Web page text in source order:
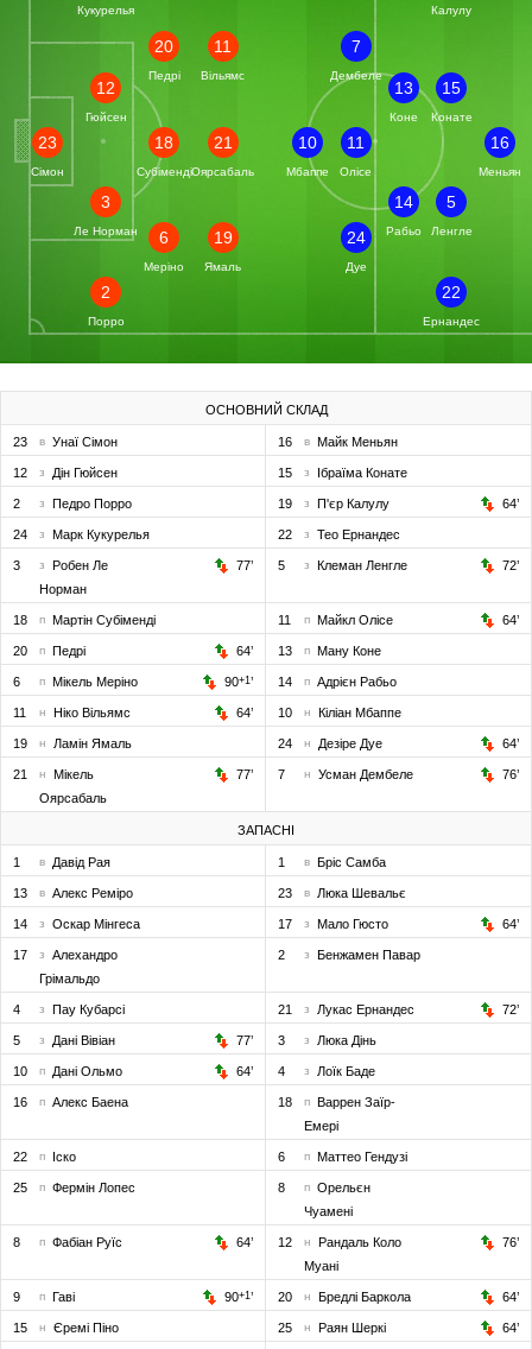
23
Сімон
12
Гюйсен
2
Порро
Кукурелья
3
Ле Норман
18
Субіменді
20
Педрі
6
Меріно
11
Вільямс
19
Ямаль
21
Оярсабаль
16
Меньян
15
Конате
Калулу
22
Ернандес
5
Ленгле
11
Олісе
13
Коне
14
Рабьо
10
Мбаппе
24
Дуе
7
Дембеле
ОСНОВНИЙ СКЛАД
23 в Унаї Сімон 16 в Майк Меньян
12 з Дін Гюйсен 15 з Ібраїма Конате
2 з Педро Порро 19 з П'єр Калулу 64’
24 з Марк Кукурелья 22 з Тео Ернандес
3 з
Робен Ле
Норман
77’ 5 з Клеман Ленгле 72’
18 п Мартін Субіменді 11 п Майкл Олісе 64’
20 п Педрі 64’ 13 п Ману Коне
6 п Мікель Меріно 90+1 ’ 14 п Адрієн Рабьо
11 н Ніко Вільямс 64’ 10 н Кіліан Мбаппе
19 н Ламін Ямаль 24 н Дезіре Дуе 64’
21 н
Мікель
Оярсабаль
77’ 7 н Усман Дембеле 76’
ЗАПАСНІ
1 в Давід Рая 1 в Бріс Самба
13 в Алекс Реміро 23 в Люка Шевальє
14 з Оскар Мінгеса 17 з Мало Гюсто 64’
17 з
Алехандро
Грімальдо
2 з Бенжамен Павар
4 з Пау Кубарсі 21 з Лукас Ернандес 72’
5 з Дані Вівіан 77’ 3 з Люка Дінь
10 п Дані Ольмо 64’ 4 з Лоїк Баде
16 п Алекс Баена 18 п Варрен Заїр-
Емері
22 п Іско 6 п Маттео Гендузі
25 п Фермін Лопес 8 п Орельєн
Чуамені
8 п Фабіан Руїс 64’ 12 н
Рандаль Коло
Муані
76’
9 п Гаві 90+1 ’ 20 н Бредлі Баркола 64’
15 н Єремі Піно 25 н Раян Шеркі 64’